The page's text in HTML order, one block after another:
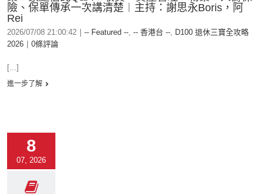
險、保單傳承一次講清楚︱主持：謝思永Boris，阿
Rei
2026/07/08 21:00:42 -- Featured --, -- 香港台 --, D100 退休三寶全攻略
2026
0條評論
[...]
進一步了解
8
07, 2026